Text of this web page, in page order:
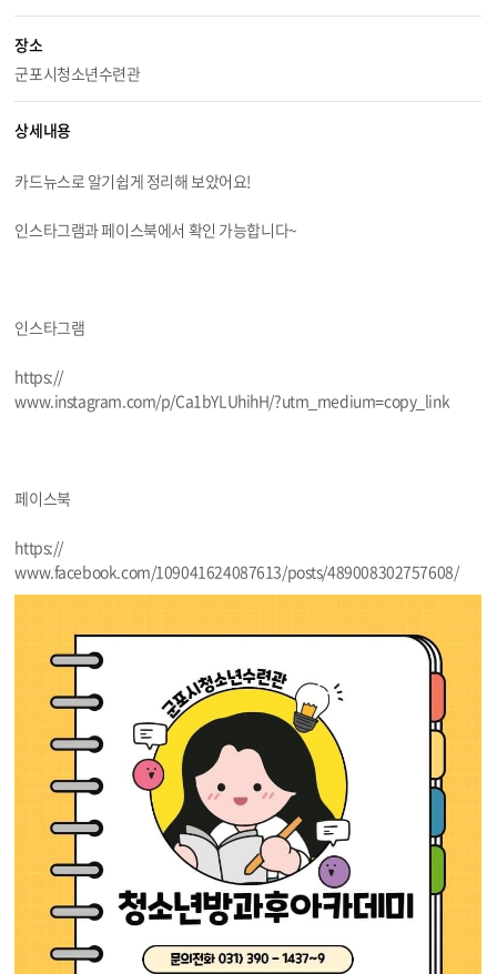
장소
군포시청소년수련관
상세내용
카드뉴스로 알기쉽게 정리해 보았어요!
인스타그램과 페이스북에서 확인 가능합니다~
인스타그램
https://
www.instagram.com/p/Ca1bYLUhihH/?utm_medium=copy_link
페이스북
https://
www.facebook.com/109041624087613/posts/489008302757608/